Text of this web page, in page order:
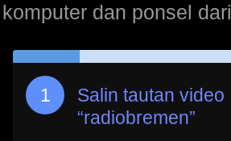
komputer dan ponsel dari
Salin tautan video
“radiobremen”